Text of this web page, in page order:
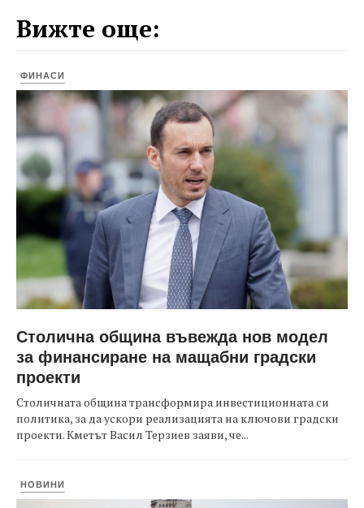
Вижте още:
ФИНАСИ
Столична община въвежда нов модел
за финансиране на мащабни градски
проекти
Столичната община трансформира инвестиционната си
политика, за да ускори реализацията на ключови градски
проекти. Кметът Васил Терзиев заяви, че...
НОВИНИ